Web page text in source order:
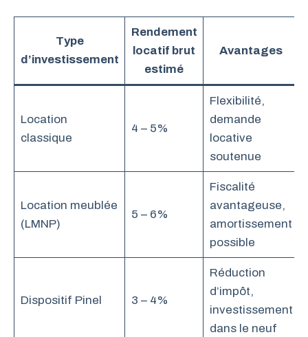
Type
d’investissement
Rendement
locatif brut
estimé
Avantages
Location
classique
4 – 5%
Flexibilité,
demande
locative
soutenue
Location meublée
(LMNP)
5 – 6%
Fiscalité
avantageuse,
amortissement
possible
Dispositif Pinel 3 – 4%
Réduction
d’impôt,
investissement
dans le neuf